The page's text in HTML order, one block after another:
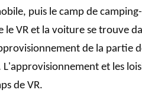
puis le camp de
VR et la voiture se trouve
de la partie
et les
de VR.